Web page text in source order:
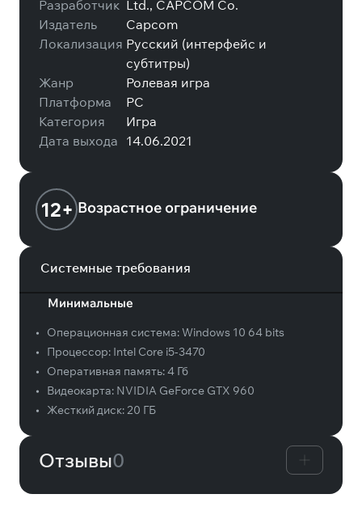
Разработчик Ltd., CAPCOM Co.
Издатель
Capcom
Локализация Русский (интерфейс и
субтитры)
Жанр
Ролевая игра
Платформа
PC
Категория
Игра
Дата выхода 14.06.2021
12+ Возрастное ограничение
Системные требования
Минимальные
• Операционная система:Windows 10 64 bits
•
Процессор: Intel Core i5-3470
•
Оперативная память:4 Гб
•
Видеокарта: NVIDIA GeForce GTX 960
•
Жесткий диск:20 ГБ
Отзывы0